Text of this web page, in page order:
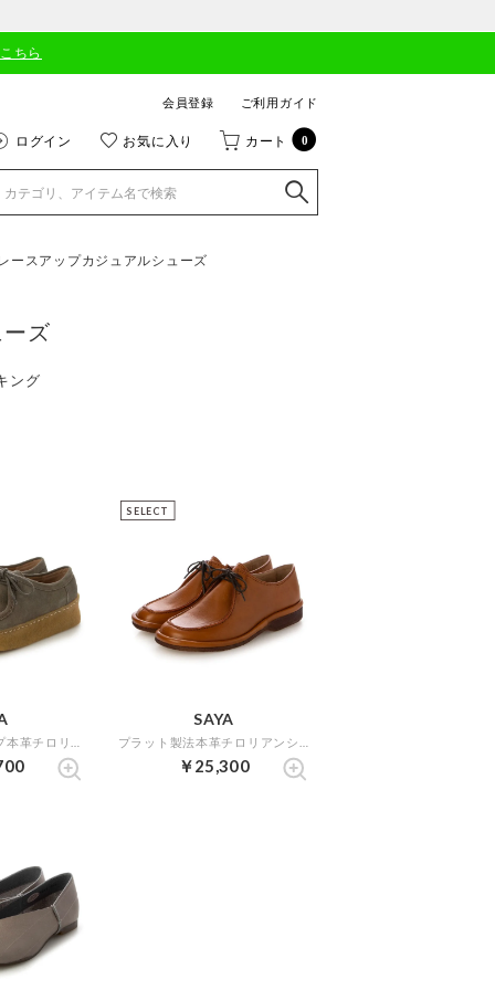
ちら
会員登録 ご利用ガイド
ログイン お気に入り カート 0
ースアップカジュアルシューズ
ズ
ング
SELECT
SAYA
￥25,300